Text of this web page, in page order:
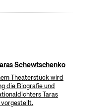
Schewtschenko
Theaterstück wird
die Biografie und
Taras